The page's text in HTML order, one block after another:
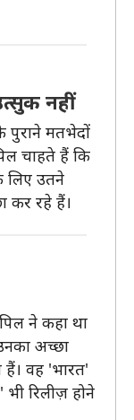
नहीं
पुराने मतभेदों
चाहते हैं कि
लिए उतने
कर रहे हैं।
ने कहा था
अच्छा
वह 'भारत'
रिलीज़ होने